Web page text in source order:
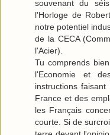
souvenant du
l'Horloge de
notre potentiel
de la CECA
l'Acier).
Tu comprends
l'Economie et
instructions
France et des
les Français
courte. Si de